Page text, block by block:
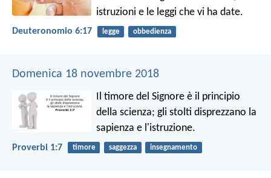
istruzioni e le leggi che vi ha date.
Deuteronomio 6:17 legge obbedienza
Domenica 18 novembre 2018
Il timore del Signore è il principio
della scienza; gli stolti disprezzano la
sapienza e l'istruzione.
Proverbi 1:7 timore saggezza insegnamento